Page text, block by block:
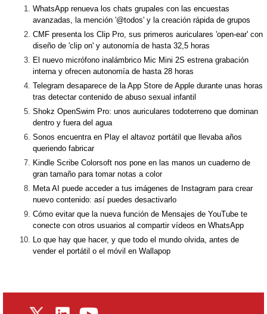
WhatsApp renueva los chats grupales con las encuestas
avanzadas, la mención '@todos' y la creación rápida de grupos
CMF presenta los Clip Pro, sus primeros auriculares 'open-ear' con
diseño de 'clip on' y autonomía de hasta 32,5 horas
El nuevo micrófono inalámbrico Mic Mini 2S estrena grabación
interna y ofrecen autonomía de hasta 28 horas
Telegram desaparece de la App Store de Apple durante unas horas
tras detectar contenido de abuso sexual infantil
Shokz OpenSwim Pro: unos auriculares todoterreno que dominan
dentro y fuera del agua
Sonos encuentra en Play el altavoz portátil que llevaba años
queriendo fabricar
Kindle Scribe Colorsoft nos pone en las manos un cuaderno de
gran tamaño para tomar notas a color
Meta AI puede acceder a tus imágenes de Instagram para crear
nuevo contenido: así puedes desactivarlo
Cómo evitar que la nueva función de Mensajes de YouTube te
conecte con otros usuarios al compartir vídeos en WhatsApp
Lo que hay que hacer, y que todo el mundo olvida, antes de
vender el portátil o el móvil en Wallapop